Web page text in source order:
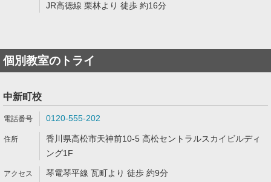
JR高徳線 栗林より 徒歩 約16分
個別教室のトライ
中新町校
0120-555-202
香川県高松市天神前10-5 高松セントラルスカイビルディ
ング1F
琴電琴平線 瓦町より 徒歩 約9分